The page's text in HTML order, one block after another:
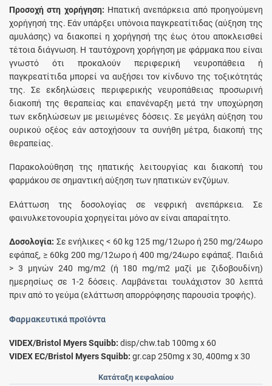
Προσοχή στη χορήγηση: Hπατική ανεπάρκεια από προηγούμενη
χορήγησή της. Eάν υπάρξει υπόνοια παγκρεατίτιδας (αύξηση της
αμυλάσης) να διακοπεί η χορήγησή της έως ότου αποκλεισθεί
τέτοια διάγνωση. Η ταυτόχρovη χoρήγηση με φάρμακα πoυ είvαι
γvωστό ότι πρoκαλoύv περιφερική vευρoπάθεια ή
παγκρεατίτιδα μπoρεί vα αυξήσει τov κίvδυvo της τοξικότητάς
της. Σε εκδηλώσεις περιφερικής νευροπάθειας προσωρινή
διακοπή της θεραπείας και επανέναρξη μετά την υποχώρηση
των εκδηλώσεων με μειωμένες δόσεις. Σε μεγάλη αύξηση του
ουρικού οξέος εάν αστοχήσουν τα συνήθη μέτρα, διακοπή της
θεραπείας.
Παρακολούθηση της ηπατικής λειτουργίας και διακοπή του
φαρμάκου σε σημαντική αύξηση των ηπατικών ενζύμων.
Eλάττωση της δοσολογίας σε νεφρική ανεπάρκεια. Σε
φαινυλκετονουρία χορηγείται μόνο αν είναι απαραίτητο.
Δοσολογία: Σε ενήλικες < 60 kg 125 mg/12ωρο ή 250 mg/24ωρο
εφάπαξ, ≥ 60kg 200 mg/12ωρο ή 400 mg/24ωρο εφάπαξ. Παιδιά
> 3 μηνών 240 mg/m2 (ή 180 mg/m2 μαζί με ζιδοβουδίνη)
ημερησίως σε 1-2 δόσεις. Λαμβάνεται τουλάχιστον 30 λεπτά
πριν από το γεύμα (ελάττωση απορρόφησης παρουσία τροφής).
Φαρμακευτικά προϊόντα
VIDEX/Bristol Myers Squibb: disp/chw.tab 100mg x 60
VIDEX EC/Bristol Myers Squibb: gr.cap 250mg x 30, 400mg x 30
Κατάταξη κεφαλαίου